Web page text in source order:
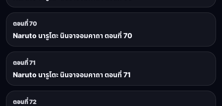
ตอนที่ 70
Naruto นารูโตะ นินจาจอมคาถา ตอนที่ 70
ตอนที่ 71
Naruto นารูโตะ นินจาจอมคาถา ตอนที่ 71
ตอนที่ 72